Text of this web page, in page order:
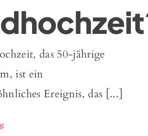
das 50-jährige
ist ein
Ereignis, das [...]